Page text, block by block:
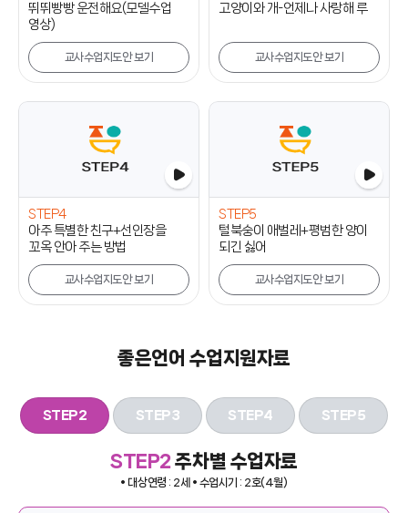
뛰뛰빵빵 운전해요(모델수업
영상)
교사수업지도안 보기
고양이와 개-언제나 사랑해 루
교사수업지도안 보기
STEP4
아주 특별한 친구+선인장을
꼬옥 안아 주는 방법
교사수업지도안 보기
STEP5
털북숭이 애벌레+평범한 양이
되긴 싫어
교사수업지도안 보기
좋은언어 수업지원자료
STEP2 STEP3 STEP4 STEP5
STEP2 주차별 수업자료
• 대상연령 : 2세 • 수업시기 : 2호(4월)